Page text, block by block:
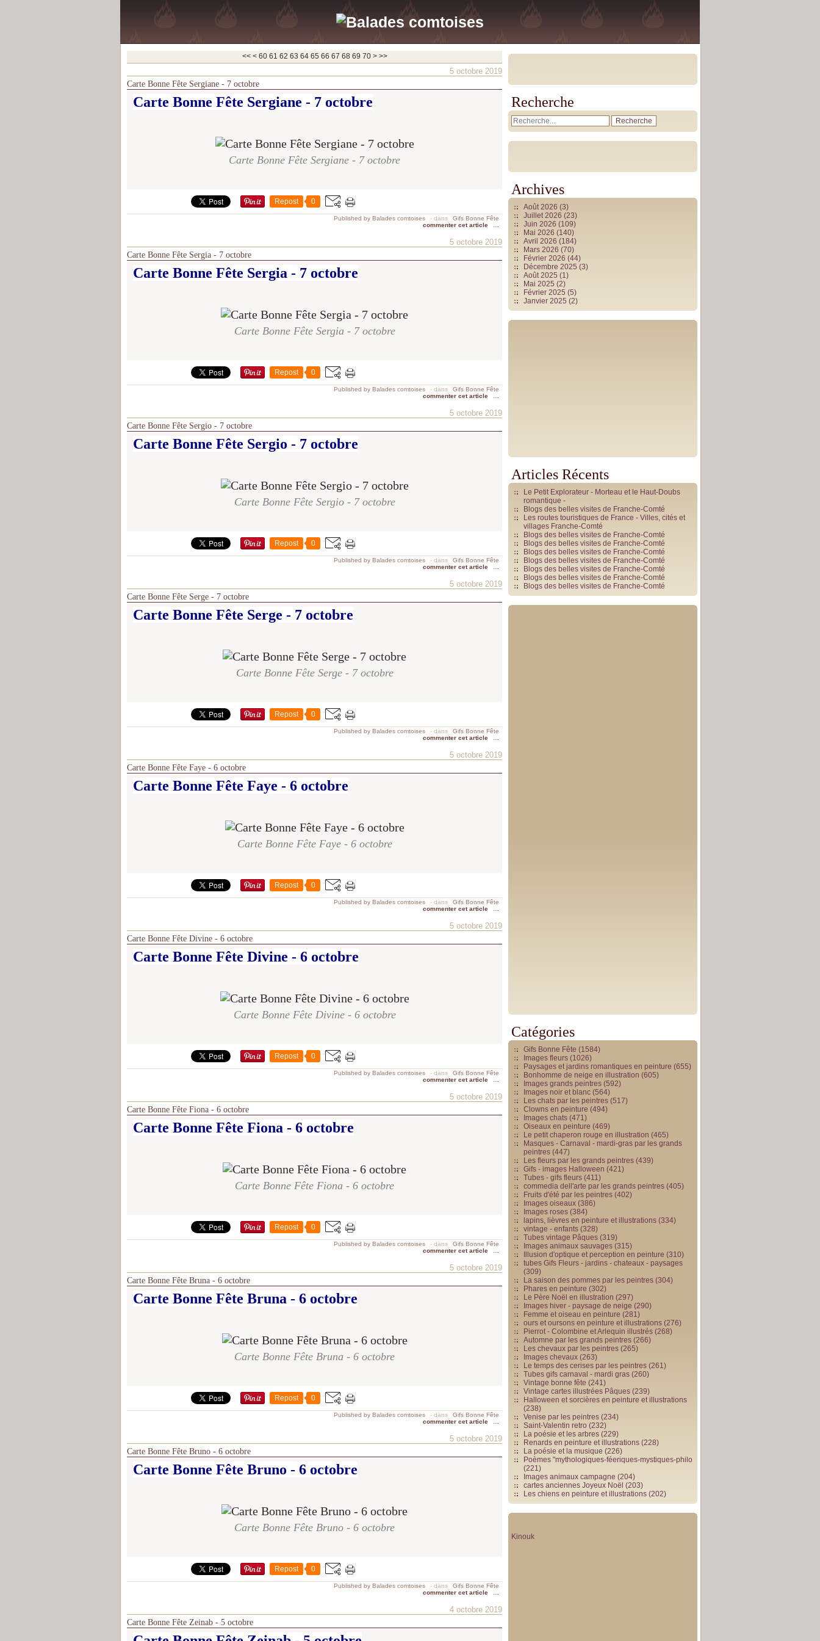
<< < 10
20
30
40
50
60 61 62 63 64 65 66 67 68 69 70 80
90
100
> >>
5 octobre 2019
Carte Bonne Fête Sergiane - 7 octobre
Carte Bonne Fête Sergiane - 7 octobre
Carte Bonne Fête Sergiane - 7 octobre
Repost 0
Published by Balades comtoises - dans
Gifs Bonne Fête
commenter cet article
5 octobre 2019
Carte Bonne Fête Sergia - 7 octobre
Carte Bonne Fête Sergia - 7 octobre
Carte Bonne Fête Sergia - 7 octobre
Repost 0
Published by Balades comtoises - dans
Gifs Bonne Fête
commenter cet article
5 octobre 2019
Carte Bonne Fête Sergio - 7 octobre
Carte Bonne Fête Sergio - 7 octobre
Carte Bonne Fête Sergio - 7 octobre
Repost 0
Published by Balades comtoises - dans
Gifs Bonne Fête
commenter cet article
5 octobre 2019
Carte Bonne Fête Serge - 7 octobre
Carte Bonne Fête Serge - 7 octobre
Carte Bonne Fête Serge - 7 octobre
Repost 0
Published by Balades comtoises - dans
Gifs Bonne Fête
commenter cet article
5 octobre 2019
Carte Bonne Fête Faye - 6 octobre
Carte Bonne Fête Faye - 6 octobre
Carte Bonne Fête Faye - 6 octobre
Repost 0
Published by Balades comtoises - dans
Gifs Bonne Fête
commenter cet article
5 octobre 2019
Carte Bonne Fête Divine - 6 octobre
Carte Bonne Fête Divine - 6 octobre
Carte Bonne Fête Divine - 6 octobre
Repost 0
Published by Balades comtoises - dans
Gifs Bonne Fête
commenter cet article
5 octobre 2019
Carte Bonne Fête Fiona - 6 octobre
Carte Bonne Fête Fiona - 6 octobre
Carte Bonne Fête Fiona - 6 octobre
Repost 0
Published by Balades comtoises - dans
Gifs Bonne Fête
commenter cet article
5 octobre 2019
Carte Bonne Fête Bruna - 6 octobre
Carte Bonne Fête Bruna - 6 octobre
Carte Bonne Fête Bruna - 6 octobre
Repost 0
Published by Balades comtoises - dans
Gifs Bonne Fête
commenter cet article
5 octobre 2019
Carte Bonne Fête Bruno - 6 octobre
Carte Bonne Fête Bruno - 6 octobre
Carte Bonne Fête Bruno - 6 octobre
Repost 0
Published by Balades comtoises - dans
Gifs Bonne Fête
commenter cet article
4 octobre 2019
Carte Bonne Fête Zeinab - 5 octobre
Recherche
Archives
Août 2026 (3)
Juillet 2026 (23)
Juin 2026 (109)
Mai 2026 (140)
Avril 2026 (184)
Mars 2026 (70)
Février 2026 (44)
Décembre 2025 (3)
Août 2025 (1)
Mai 2025 (2)
Février 2025 (5)
Janvier 2025 (2)
Articles Récents
Le Petit Explorateur - Morteau et le Haut-Doubs
romantique -
Blogs des belles visites de Franche-Comté
Les routes touristiques de France - Villes, cités et
villages Franche-Comté
Blogs des belles visites de Franche-Comté
Blogs des belles visites de Franche-Comté
Blogs des belles visites de Franche-Comté
Blogs des belles visites de Franche-Comté
Blogs des belles visites de Franche-Comté
Blogs des belles visites de Franche-Comté
Blogs des belles visites de Franche-Comté
Catégories
Gifs Bonne Fête (1584)
Images fleurs (1026)
Paysages et jardins romantiques en peinture (655)
Bonhomme de neige en illustration (605)
Images grands peintres (592)
Images noir et blanc (564)
Les chats par les peintres (517)
Clowns en peinture (494)
Images chats (471)
Oiseaux en peinture (469)
Le petit chaperon rouge en illustration (465)
Masques - Carnaval - mardi-gras par les grands
peintres (447)
Les fleurs par les grands peintres (439)
Gifs - images Halloween (421)
Tubes - gifs fleurs (411)
commedia dell'arte par les grands peintres (405)
Fruits d'été par les peintres (402)
Images oiseaux (386)
Images roses (384)
lapins, lièvres en peinture et illustrations (334)
vintage - enfants (328)
Tubes vintage Pâques (319)
Images animaux sauvages (315)
Illusion d'optique et perception en peinture (310)
tubes Gifs Fleurs - jardins - chateaux - paysages
(309)
La saison des pommes par les peintres (304)
Phares en peinture (302)
Le Père Noël en illustration (297)
Images hiver - paysage de neige (290)
Femme et oiseau en peinture (281)
ours et oursons en peinture et illustrations (276)
Pierrot - Colombine et Arlequin illustrés (268)
Automne par les grands peintres (266)
Les chevaux par les peintres (265)
Images chevaux (263)
Le temps des cerises par les peintres (261)
Tubes gifs carnaval - mardi gras (260)
Vintage bonne fête (241)
Vintage cartes illustrées Pâques (239)
Halloween et sorcières en peinture et illustrations
(238)
Venise par les peintres (234)
Saint-Valentin retro (232)
La poésie et les arbres (229)
Renards en peinture et illustrations (228)
La poésie et la musique (226)
Poèmes "mythologiques-féeriques-mystiques-philo
(221)
Images animaux campagne (204)
cartes anciennes Joyeux Noël (203)
Les chiens en peinture et illustrations (202)
Kinouk